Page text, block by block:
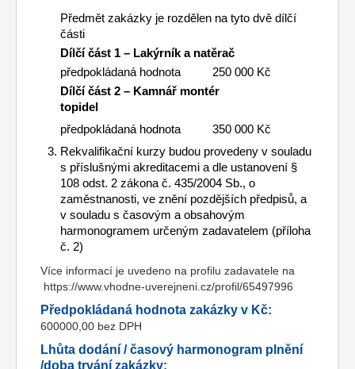
Předmět zakázky je rozdělen na tyto dvě dílčí
části
Dílčí část 1 – Lakýrník a natěrač
předpokládaná hodnota 250 000 Kč
Dílčí část 2 – Kamnář montér
topidel
předpokládaná hodnota 350 000 Kč
Rekvalifikační kurzy budou provedeny v souladu
s příslušnými akreditacemi a dle ustanovení §
108 odst. 2 zákona č. 435/2004 Sb., o
zaměstnanosti, ve znění pozdějších předpisů, a
v souladu s časovým a obsahovým
harmonogramem určeným zadavatelem (příloha
č. 2)
Více informací je uvedeno na profilu zadavatele na
https://www.vhodne-uverejneni.cz/profil/65497996
Předpokládaná hodnota zakázky v Kč:
600000,00 bez DPH
Lhůta dodání / časový harmonogram plnění
/doba trvání zakázky: